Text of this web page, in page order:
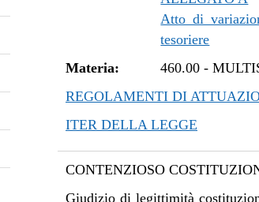
Atto di
tesoriere
Materia:
460.00 -
REGOLAMENTI DI
ITER DELLA LEGGE
CONTENZIOSO
Giudizio di legittimità